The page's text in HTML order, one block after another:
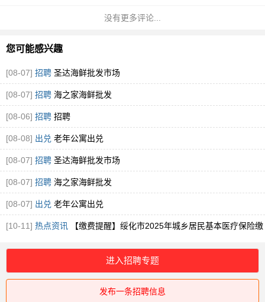
没有更多评论...
您可能感兴趣
[08-07] 招聘 圣达海鲜批发市场
[08-07] 招聘 海之家海鲜批发
[08-06] 招聘 招聘
[08-08] 出兑 老年公寓出兑
[08-07] 招聘 圣达海鲜批发市场
[08-07] 招聘 海之家海鲜批发
[08-07] 出兑 老年公寓出兑
[10-11] 热点资讯 【缴费提醒】绥化市2025年城乡居民基本医疗保险缴
费提醒！
进入招聘专题
发布一条招聘信息